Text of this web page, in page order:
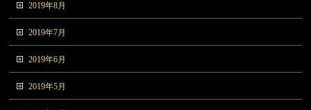
2019年8月
2019年7月
2019年6月
2019年5月